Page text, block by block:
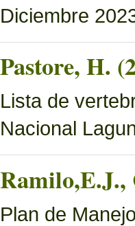
Diciembre
Pastore, H.
Lista de
Nacional
Ramilo,E.J.,
Plan de